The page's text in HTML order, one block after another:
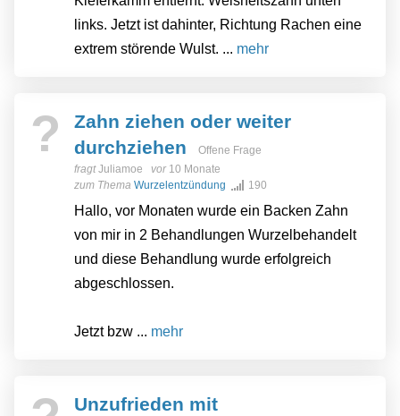
links. Jetzt ist dahinter, Richtung Rachen eine
extrem störende Wulst. ... mehr
?
Zahn ziehen oder weiter
durchziehen
Offene Frage
fragtJuliamoe vor10 Monate
zum Thema Wurzelentzündung 190
Hallo, vor Monaten wurde ein Backen Zahn
von mir in 2 Behandlungen Wurzelbehandelt
und diese Behandlung wurde erfolgreich
abgeschlossen.
Jetzt bzw ... mehr
Unzufrieden mit